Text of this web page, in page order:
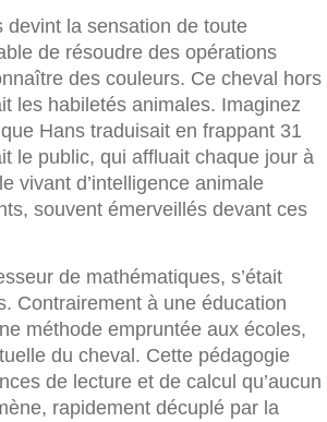
la sensation de toute
de résoudre des opérations
des couleurs. Ce cheval hors
les habiletés animales. Imaginez
Hans traduisait en frappant 31
le public, qui affluait chaque jour à
vivant d’intelligence animale
souvent émerveillés devant ces
de mathématiques, s’était
Contrairement à une éducation
méthode empruntée aux écoles,
du cheval. Cette pédagogie
de lecture et de calcul qu’aucun
rapidement décuplé par la